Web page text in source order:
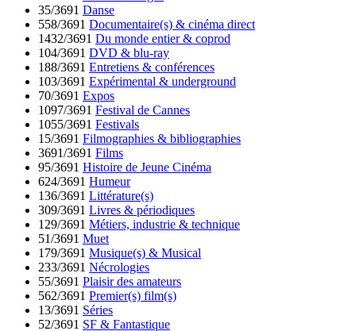
35/3691 Danse
558/3691 Documentaire(s) & cinéma direct
1432/3691 Du monde entier & coprod
104/3691 DVD & blu-ray
188/3691 Entretiens & conférences
103/3691 Expérimental & underground
70/3691 Expos
1097/3691 Festival de Cannes
1055/3691 Festivals
15/3691 Filmographies & bibliographies
3691/3691 Films
95/3691 Histoire de Jeune Cinéma
624/3691 Humeur
136/3691 Littérature(s)
309/3691 Livres & périodiques
129/3691 Métiers, industrie & technique
51/3691 Muet
179/3691 Musique(s) & Musical
233/3691 Nécrologies
55/3691 Plaisir des amateurs
562/3691 Premier(s) film(s)
13/3691 Séries
52/3691 SF & Fantastique